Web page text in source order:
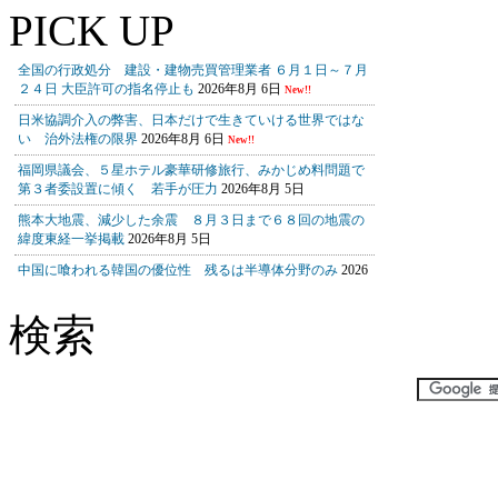
PICK UP
検索